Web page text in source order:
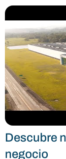
Descubre
negocio